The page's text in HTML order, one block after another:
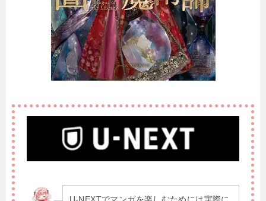
U-NEXTでマンガを楽しむためには実際に